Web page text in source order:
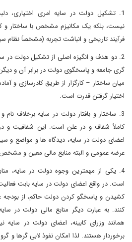
1. تشکیل دولت در سایه امری اختیاری،
نیست، بلکه یک مکانیزم مشخص با ساختار
فرآیند تاریخی و انباشت تجربه (مشخصاً نظام
2. دو هدف و انگیزه اصلی از تشکیل دولت در
گری جامعه و پاسخگوی دولت در برابر آن و
میان ساختار – کارگزار از طریق کادرسازی و
اختیار گرفتن قدرت است.
3. ساختار و بافتار دولت در سایه برخلاف
کاملاً شفاف و در علن است. این شفافیت و
اعضای دولت در سایه، دیدگاه ها و مواضع
عرضه عمومی و البته منابع مالی معین و
4. یکی از مهمترین وجوه دولت در سایه،
است. در واقع اعضای دولت در سایه بابت
کشیدن و پاسخگو کردن دولت حاکم، از
کنند. به عبارت دیگر منابع مالی دولت در
همانند وزرای کابینه، اعضای دولت در سایه
برخوردار هستند. لذا امکان نفوذ لابی گرها و